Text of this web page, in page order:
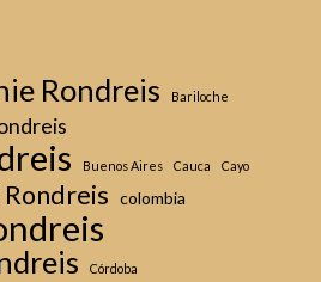
Rondreis Bariloche
Buenos Aires Cauca Cayo
colombia
Córdoba